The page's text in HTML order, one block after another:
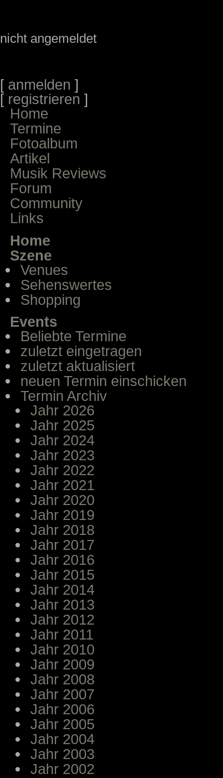
nicht angemeldet
[ anmelden ]
[ registrieren ]
Home
Termine
Fotoalbum
Artikel
Musik Reviews
Forum
Community
Links
Home
Szene
Venues
Sehenswertes
Shopping
Events
Beliebte Termine
zuletzt eingetragen
zuletzt aktualisiert
neuen Termin einschicken
Termin Archiv
Jahr 2026
Jahr 2025
Jahr 2024
Jahr 2023
Jahr 2022
Jahr 2021
Jahr 2020
Jahr 2019
Jahr 2018
Jahr 2017
Jahr 2016
Jahr 2015
Jahr 2014
Jahr 2013
Jahr 2012
Jahr 2011
Jahr 2010
Jahr 2009
Jahr 2008
Jahr 2007
Jahr 2006
Jahr 2005
Jahr 2004
Jahr 2003
Jahr 2002